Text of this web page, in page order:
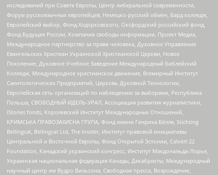
исследований при Совете Европы, Центр либеральной современности,
Форум русскоязычных европейцев, Немецко-русский обмен, Бард колледж,
Европейский выбор, Фонд Ходорковского, Оксфордский российский фонд,
Фонд Будущее России, Компания свободы информации, Проект Медиа,
Международное партнерство за права человека, Духовное Управление
Евангельских Христиан Украинской Христианской Церкви, Новое
Поколение, Духовное Учебное Заведение Международный Библейский
Колледж, Международное христианское движение, Всемирный Институт
Саентологических Предприятий, Церковь Духовной Технологии,
Европейская сеть организаций по наблюдению за выборами, Республика
Польша, СВОБОДНЫЙ ИДЕЛЬ-УРАЛ, Ассоциация развития журналистики,
IStories fonds, Королевский Институт Международных Отношений,
КРИМСЬКА ПРАВОЗАХИСНА ГРУПА, Фонд имени Генриха Бёлля, Stichting
Bellingcat, Bellingcat Ltd, The Insider, Институт правовой инициативы
Центральной и Восточной Европы, Фонд Открытой Эстонии, Calvert 22
Foundation, Канадский украинский конгресс, Институт Макдональда-Лорье,
Украинская национальная федерация Канады, Декабристы, Международный
научный центр им Вудро Вильсона, Свободная пресса, Возрождение,